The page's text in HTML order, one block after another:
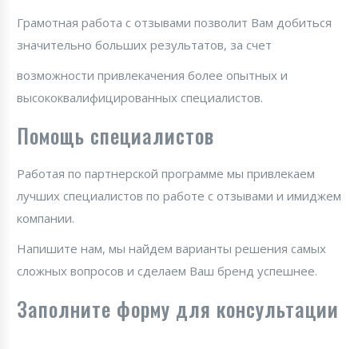
Грамотная работа с отзывами позволит Вам добиться
значительно больших результатов, за счет
возможности привлекачения более опытных и
высококвалифицированных специалистов.
Помощь специалистов
Работая по партнерской программе мы привлекаем
лучших специалистов по работе с отзывами и имиджем
компании.
Напишите нам, мы найдем варианты решения самых
сложных вопросов и сделаем Ваш бренд успешнее.
Заполните форму для консультации